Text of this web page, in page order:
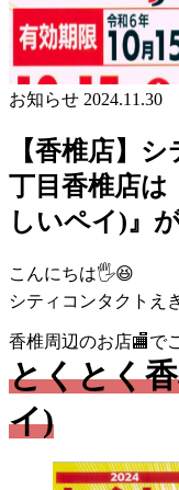
お知らせ 2024.11.30
【香椎店】
丁目香椎店は
しいペイ)』
こんにちは🖐😆
シティコンタクトえ
香椎周辺のお店🏬で
とくとく
イ)